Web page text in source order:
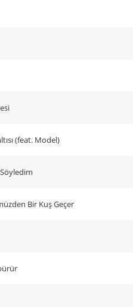
(feat. Model)
Bir Kuş Geçer